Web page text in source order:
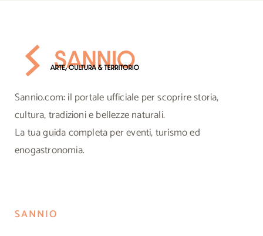
Sannio.com: il portale ufficiale per scoprire storia,
cultura, tradizioni e bellezze naturali.
La tua guida completa per eventi, turismo ed
enogastronomia.
SANNIO